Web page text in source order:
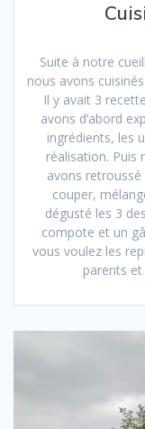
Suite à notre
nous avons
Il y avait 3
avons d’abord
ingrédients, les
réalisation. Puis
avons retroussé
couper,
dégusté les 3
compote et un
vous voulez les
parents